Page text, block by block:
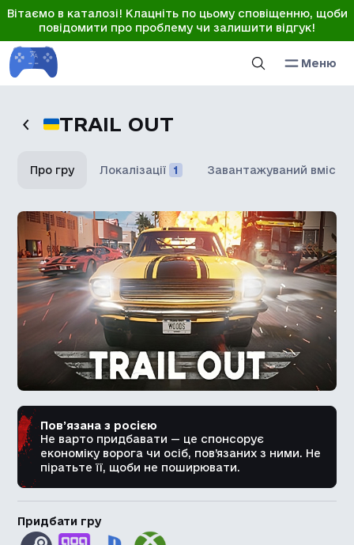
Вітаємо в каталозі! Клацніть по цьому сповіщенню, щоби
повідомити про проблему чи залишити відгук!
Меню
TRAIL OUT
Про гру Локалізації 1 Завантажуваний вміст
Пов’язана з росією
Не варто придбавати — це спонсорує
економіку ворога чи осіб, пов’язаних з ними. Не
піратьте її, щоби не поширювати.
Придбати гру